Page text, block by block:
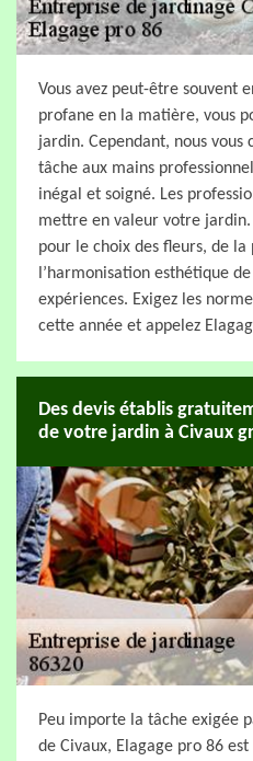
Vous avez peut-être souvent
profane en la matière, vous
jardin. Cependant, nous
tâche aux mains
inégal et soigné. Les
mettre en valeur votre
pour le choix des fleurs, de la
l’harmonisation esthétique
expériences. Exigez les
cette année et appelez
Des devis établis
de votre jardin à Civaux
Peu importe la tâche exigée
de Civaux, Elagage pro 86